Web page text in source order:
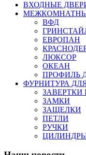
ВХОДНЫЕ
ВФД
ЕВРОПАН
ЛЮКСОР
ОКЕАН
ПРОФИЛЬ
ФУРНИТУРА
ЗАМКИ
ЗАЩЕЛКИ
ПЕТЛИ
РУЧКИ